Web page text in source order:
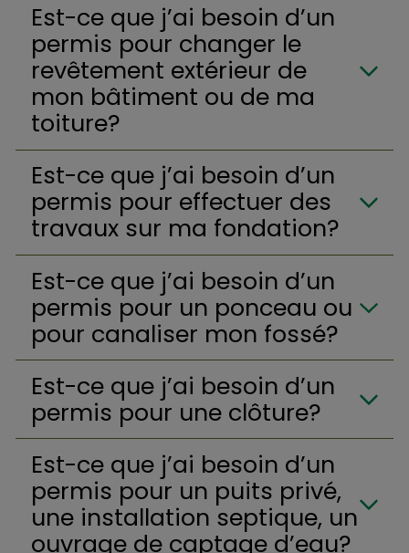
Est-ce que j’ai besoin d’un
permis pour changer le
revêtement extérieur de
mon bâtiment ou de ma
toiture?
Est-ce que j’ai besoin d’un
permis pour effectuer des
travaux sur ma fondation?
Est-ce que j’ai besoin d’un
permis pour un ponceau ou
pour canaliser mon fossé?
Est-ce que j’ai besoin d’un
permis pour une clôture?
Est-ce que j’ai besoin d’un
permis pour un puits privé,
une installation septique, un
ouvrage de captage d’eau?